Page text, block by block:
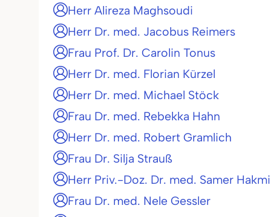
Herr Alireza Maghsoudi
Herr Dr. med. Jacobus Reimers
Frau Prof. Dr. Carolin Tonus
Herr Dr. med. Florian Kürzel
Herr Dr. med. Michael Stöck
Frau Dr. med. Rebekka Hahn
Herr Dr. med. Robert Gramlich
Frau Dr. Silja Strauß
Herr Priv.-Doz. Dr. med. Samer Hakmi
Frau Dr. med. Nele Gessler